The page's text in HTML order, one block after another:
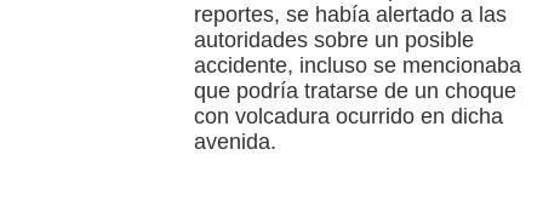
reportes, se había alertado a las
autoridades sobre un posible
accidente, incluso se mencionaba
que podría tratarse de un choque
con volcadura ocurrido en dicha
avenida.